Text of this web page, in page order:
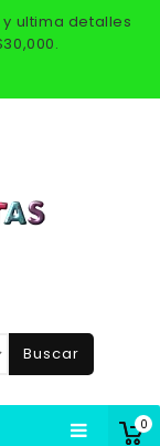
ultima detalles
0
Buscar